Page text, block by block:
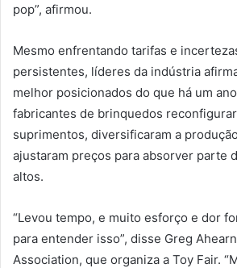
pop”, afirmou.
Mesmo enfrentando tarifas e
persistentes, líderes da indústria
melhor posicionados do que há um
fabricantes de brinquedos
suprimentos, diversificaram a
ajustaram preços para absorver parte
altos.
“Levou tempo, e muito esforço e dor
para entender isso”, disse Greg
Association, que organiza a Toy Fair.